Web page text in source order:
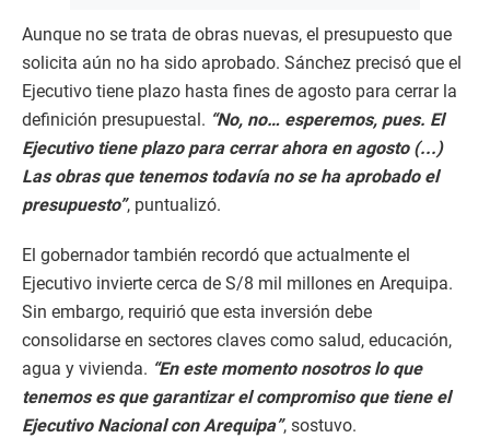
Aunque no se trata de obras nuevas, el presupuesto que
solicita aún no ha sido aprobado. Sánchez precisó que el
Ejecutivo tiene plazo hasta fines de agosto para cerrar la
definición presupuestal. “No, no… esperemos, pues. El
Ejecutivo tiene plazo para cerrar ahora en agosto (...)
Las obras que tenemos todavía no se ha aprobado el
presupuesto”, puntualizó.
El gobernador también recordó que actualmente el
Ejecutivo invierte cerca de S/8 mil millones en Arequipa.
Sin embargo, requirió que esta inversión debe
consolidarse en sectores claves como salud, educación,
agua y vivienda. “En este momento nosotros lo que
tenemos es que garantizar el compromiso que tiene el
Ejecutivo Nacional con Arequipa”, sostuvo.